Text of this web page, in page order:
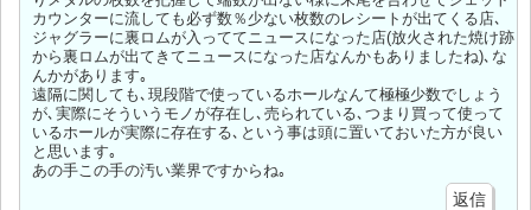
カウンターに流しても必ず数％少ない枚数のレシートが出てくる店､
ジャグラーに裏ロムが入っててニュースになった店(放火された焼け跡
から裏ロムが出てきてニュースになった店なんかもありましたね)､な
んかがあります｡
遠隔に関しても､現段階で使っているホールなんて極極少数でしょう
が､実際にそういうモノが存在し､売られている､つまり買って使って
いるホールが実際に存在する､という事は頭に置いておいた方が良い
と思います｡
あの手この手の汚い業界ですからね｡
返信